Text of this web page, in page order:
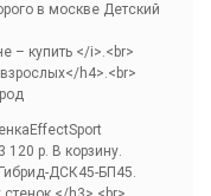
в москве Детский
– купить </i>.<br>
h4>.<br>
р. В корзину.
ДСК45-БП45.